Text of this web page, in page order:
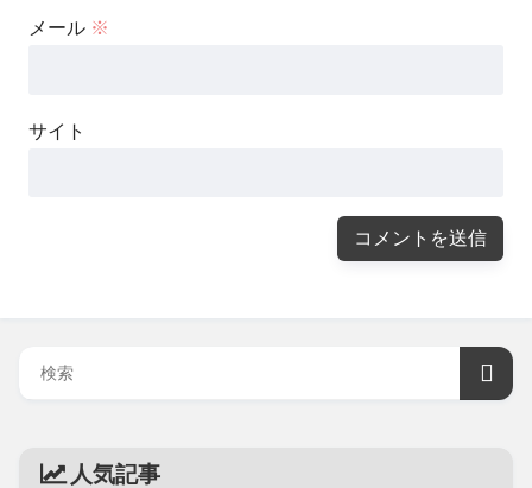
メール ※
サイト
人気記事